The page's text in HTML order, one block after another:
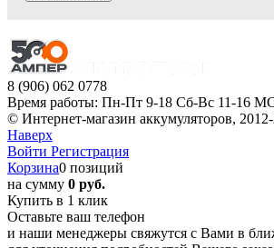
8 (906) 062 0778
Время работы: Пн-Пт 9-18 Сб-Вс 11-16
© Интернет-магазин аккумуляторов,
Наверх
Войти Регистрация
Корзина0 позиций
на сумму 0 руб.
Купить в 1 клик
Оставьте ваш телефон
и наши менеджеры свяжутся с Вами в